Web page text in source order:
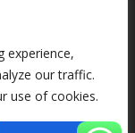
experience,
our traffic.
use of cookies.